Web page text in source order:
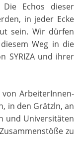
Die Echos dieser
in jeder Ecke
sein. Wir dürfen
Weg in die
SYRIZA und ihrer
ArbeiterInnen-
in den Grätzln, an
und Universitäten
zu